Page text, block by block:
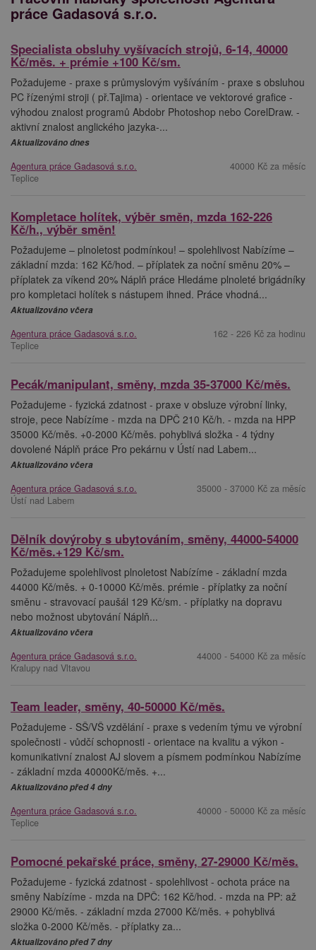
práce Gadasová s.r.o.
Specialista obsluhy vyšívacích strojů, 6-14, 40000
Kč/měs. + prémie +100 Kč/sm.
Požadujeme - praxe s průmyslovým vyšíváním - praxe s obsluhou
PC řízenými stroji ( př.Tajima) - orientace ve vektorové grafice -
výhodou znalost programů Abdobr Photoshop nebo CorelDraw. -
aktivní znalost anglického jazyka-...
Aktualizováno dnes
Agentura práce Gadasová s.r.o.
Teplice
40000 Kč za měsíc
Kompletace holítek, výběr směn, mzda 162-226
Kč/h., výběr směn!
Požadujeme – plnoletost podmínkou! – spolehlivost Nabízíme –
základní mzda: 162 Kč/hod. – příplatek za noční směnu 20% –
příplatek za víkend 20% Náplň práce Hledáme plnoleté brigádníky
pro kompletaci holítek s nástupem ihned. Práce vhodná...
Aktualizováno včera
Agentura práce Gadasová s.r.o.
Teplice
162 - 226 Kč za hodinu
Pecák/manipulant, směny, mzda 35-37000 Kč/měs.
Požadujeme - fyzická zdatnost - praxe v obsluze výrobní linky,
stroje, pece Nabízíme - mzda na DPČ 210 Kč/h. - mzda na HPP
35000 Kč/měs. +0-2000 Kč/měs. pohyblivá složka - 4 týdny
dovolené Náplň práce Pro pekárnu v Ústí nad Labem...
Aktualizováno včera
Agentura práce Gadasová s.r.o.
Ústí nad Labem
35000 - 37000 Kč za měsíc
Dělník dovýroby s ubytováním, směny, 44000-54000
Kč/měs.+129 Kč/sm.
Požadujeme spolehlivost plnoletost Nabízíme - základní mzda
44000 Kč/měs. + 0-10000 Kč/měs. prémie - příplatky za noční
směnu - stravovací paušál 129 Kč/sm. - příplatky na dopravu
nebo možnost ubytování Náplň...
Aktualizováno včera
Agentura práce Gadasová s.r.o.
Kralupy nad Vltavou
44000 - 54000 Kč za měsíc
Team leader, směny, 40-50000 Kč/měs.
Požadujeme - SŠ/VŠ vzdělání - praxe s vedením týmu ve výrobní
společnosti - vůdčí schopnosti - orientace na kvalitu a výkon -
komunikativní znalost AJ slovem a písmem podmínkou Nabízíme
- základní mzda 40000Kč/měs. +...
Aktualizováno před 4 dny
Agentura práce Gadasová s.r.o.
Teplice
40000 - 50000 Kč za měsíc
Pomocné pekařské práce, směny, 27-29000 Kč/měs.
Požadujeme - fyzická zdatnost - spolehlivost - ochota práce na
směny Nabízíme - mzda na DPČ: 162 Kč/hod. - mzda na PP: až
29000 Kč/měs. - základní mzda 27000 Kč/měs. + pohyblivá
složka 0-2000 Kč/měs. - příplatky za...
Aktualizováno před 7 dny